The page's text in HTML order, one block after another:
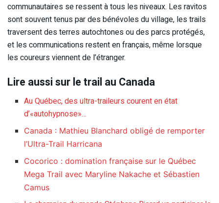
communautaires se ressent à tous les niveaux. Les ravitos
sont souvent tenus par des bénévoles du village, les trails
traversent des terres autochtones ou des parcs protégés,
et les communications restent en français, même lorsque
les coureurs viennent de l’étranger.
Lire aussi sur le trail au Canada
Au Québec, des ultra-traileurs courent en état
d’«autohypnose»…
Canada : Mathieu Blanchard obligé de remporter
l’Ultra-Trail Harricana
Cocorico : domination française sur le Québec
Mega Trail avec Maryline Nakache et Sébastien
Camus